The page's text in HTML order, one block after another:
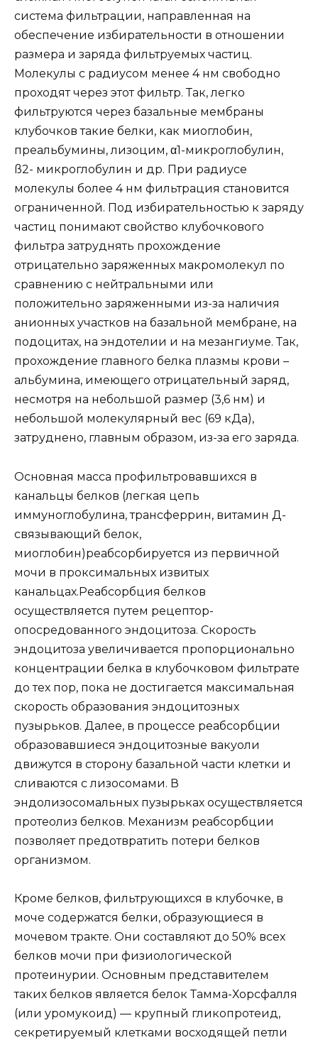
система фильтрации, направленная на
обеспечение избирательности в отношении
размера и заряда фильтруемых частиц.
Молекулы с радиусом менее 4 нм свободно
проходят через этот фильтр. Так, легко
фильтруются через базальные мембраны
клубочков такие белки, как миоглобин,
преальбумины, лизоцим, α1-микроглобулин,
ß2- микроглобулин и др. При радиусе
молекулы более 4 нм фильтрация становится
ограниченной. Под избирательностью к заряду
частиц понимают свойство клубочкового
фильтра затруднять прохождение
отрицательно заряженных макромолекул по
сравнению с нейтральными или
положительно заряженными из-за наличия
анионных участков на базальной мембране, на
подоцитах, на эндотелии и на мезангиуме. Так,
прохождение главного белка плазмы крови –
альбумина, имеющего отрицательный заряд,
несмотря на небольшой размер (3,6 нм) и
небольшой молекулярный вес (69 кДа),
затруднено, главным образом, из-за его заряда.
Основная масса профильтровавшихся в
канальцы белков (легкая цепь
иммуноглобулина, трансферрин, витамин Д-
связывающий белок,
миоглобин)реабсорбируется из первичной
мочи в проксимальных извитых
канальцах.Реабсорбция белков
осуществляется путем рецептор-
опосредованного эндоцитоза. Скорость
эндоцитоза увеличивается пропорционально
концентрации белка в клубочковом фильтрате
до тех пор, пока не достигается максимальная
скорость образования эндоцитозных
пузырьков. Далее, в процессе реабсорбции
образовавшиеся эндоцитозные вакуоли
движутся в сторону базальной части клетки и
сливаются с лизосомами. В
эндолизосомальных пузырьках осуществляется
протеолиз белков. Механизм реабсорбции
позволяет предотвратить потери белков
организмом.
Кроме белков, фильтрующихся в клубочке, в
моче содержатся белки, образующиеся в
мочевом тракте. Они составляют до 50% всех
белков мочи при физиологической
протеинурии. Основным представителем
таких белков является белок Тамма-Хорсфалля
(или уромукоид) — крупный гликопротеид,
секретируемый клетками восходящей петли